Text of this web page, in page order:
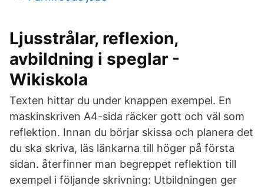
Ljusstrålar, reflexion,
avbildning i speglar -
Wikiskola
Texten hittar du under knappen exempel. En
maskinskriven A4-sida räcker gott och väl som
reflektion. Innan du börjar skissa och planera det
du ska skriva, läs länkarna till höger på första
sidan. återfinner man begreppet reflektion till
exempel i följande skrivning: Utbildningen ger